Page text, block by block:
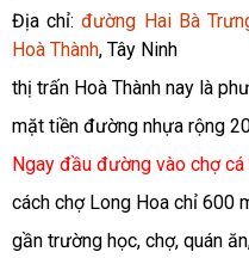
Địa chỉ:đường Hai Bà
Hoà Thành, Tây Ninh
thị trấn Hoà Thành nay là
mặt tiền đường nhựa rộng
Ngay đầu đường vào chợ cá
cách chợ Long Hoa chỉ 600
gần trường học, chợ, quán